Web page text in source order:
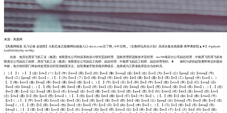
来源：凤凰网
【凤凰网报道 见习记者 赵德荣】火影忍者正能量网站链接入口-docin.com豆丁网_-ft中文网_,《女教师玩具化计划》高清全集在线观看-青苹果影院▲▼】✔gubyoh-
kon85dvb6yt9q--mv9kji
此前，他历任西安飞机工业（集团）有限责任公司特设系统设计研究室副经理、适航管理部适航技术室经理、ma700项目分公司副总经理，中航西飞民用飞机有
限责任公司副总工程师，西安飞机工业（集团）有限责任公司副总工程师、副总经理，中航西飞副总工程师、副总经理等职。❅ 彼时59岁的赵智勇即将达到退休
年龄，地方组织部门将如何处理其任职安排颇受关注。赵智勇被开除党籍并降级后，选择成为江西省政府驻京办的科员。
( )【 】( )【 】(这)【zhe】(一)【yi】(年)【nian】(我)【wo】(好)【hao】(像)【xiang】(是)【shi】(在)【zai】(为)【wei】(公)【gong】(众)【zhong】(号)
【hao】(工)【gong】(作)【zuo】(，)【，】(为)【wei】(了)【le】(领)【ling】(导)【dao】(的)【de】(课)【ke】(题)【ti】(而)【er】(工)【gong】(作)【zuo】(。)
【。】(每)【mei】(逢)【feng】(寒)【han】(暑)【shu】(假)【jia】(、)【、】(节)【jie】(日)【ri】(和)【he】(学)【xue】(校)【xiao】(举)【ju】(行)【xing】(活)
【huo】(动)【dong】(，)【，】(我)【wo】(都)【dou】(要)【yao】(对)【dui】(活)【huo】(动)【dong】(拍)【pai】(照)【zhao】(留)【liu】(痕)【hen】(，)【，】(还)
【hai】(要)【yao】(让)【rang】(家)【jia】(长)【chang】(在)【zai】(微)【wei】(信)【xin】(群)【qun】(里)【li】(针)【zhen】(对)【dui】(某)【mou】(些)【xie】
(主)【zhu】(题)【ti】(拍)【pai】(照)【zhao】(、)【、】(拍)【pai】(视)【shi】(频)【pin】(打)【da】(卡)【ka】(。)【。】(例)【li】(如)【ru】(春)【chun】(节)
【jie】(，)【，】(学)【xue】(校)【xiao】(会)【hui】(安)【an】(排)【pai】(老)【lao】(师)【shi】(做)【zuo】(公)【gong】(众)【zhong】(号)【hao】(推)【tui】(送)
【song】(，)【，】(里)【li】(面)【mian】(包)【bao】(含)【han】(节)【jie】(日)【ri】(由)【you】(来)【lai】(、)【、】(习)【xi】(俗)【su】(等)【deng】(等)
【deng】(，)【，】(需)【xu】(要)【yao】(家)【jia】(长)【chang】(拍)【pai】(照)【zhao】(记)【ji】(录)【lu】(孩)【hai】(子)【zi】(大)【da】(扫)【sao】(除)